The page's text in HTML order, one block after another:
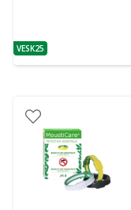
patarimas
VESK25